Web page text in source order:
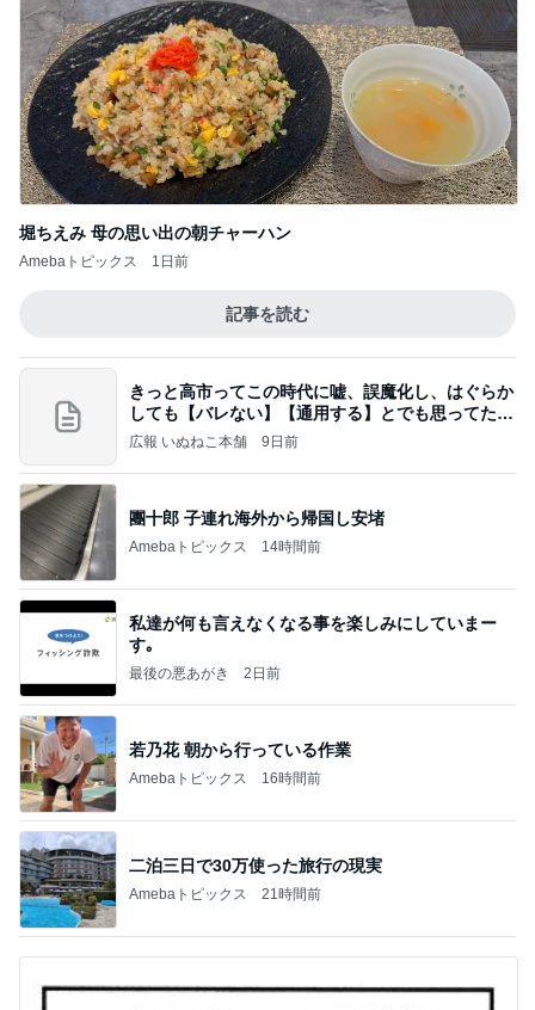
堀ちえみ 母の思い出の朝チャーハン
Amebaトピックス 1日前
記事を読む
きっと高市ってこの時代に嘘、誤魔化し、はぐらか
しても【バレない】【通用する】とでも思ってたん
だろ
広報 いぬねこ本舗 9日前
團十郎 子連れ海外から帰国し安堵
Amebaトピックス 14時間前
私達が何も言えなくなる事を楽しみにしていまー
す｡
最後の悪あがき 2日前
若乃花 朝から行っている作業
Amebaトピックス 16時間前
二泊三日で30万使った旅行の現実
Amebaトピックス 21時間前